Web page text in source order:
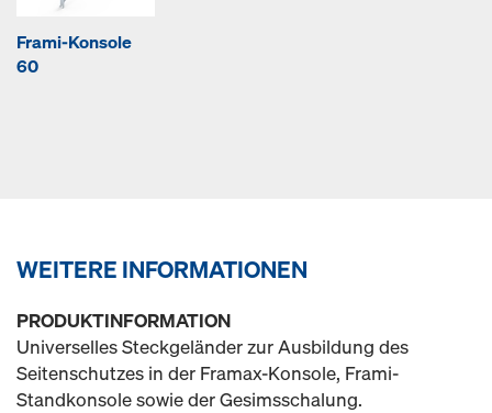
Frami-Konsole
60
WEITERE INFORMATIONEN
PRODUKTINFORMATION
Universelles Steckgeländer zur Ausbildung des
Seitenschutzes in der Framax-Konsole, Frami-
Standkonsole sowie der Gesimsschalung.